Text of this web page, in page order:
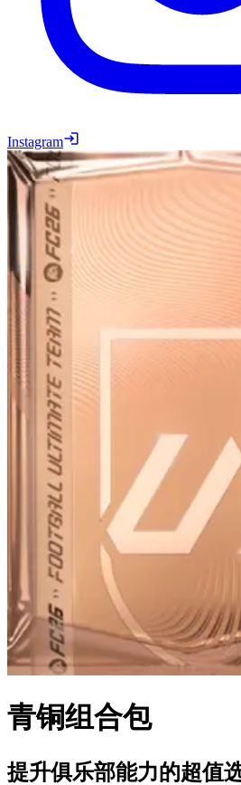
Instagram
青铜组合包
提升俱乐部能力的超值